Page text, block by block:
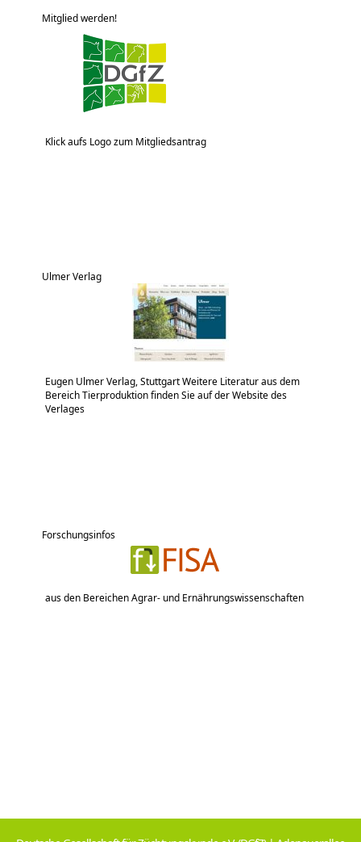
Mitglied werden!
Klick aufs Logo zum Mitgliedsantrag
Ulmer Verlag
Eugen Ulmer Verlag, Stuttgart Weitere Literatur aus dem
Bereich Tierproduktion finden Sie auf der Website des
Verlages
Forschungsinfos
aus den Bereichen Agrar- und Ernährungswissenschaften